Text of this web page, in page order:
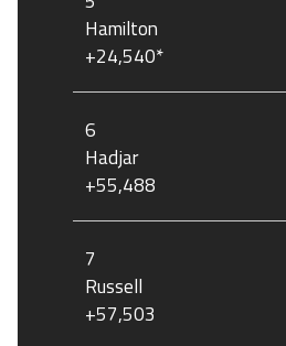
Hamilton
+24,540*
6
Hadjar
+55,488
7
Russell
+57,503